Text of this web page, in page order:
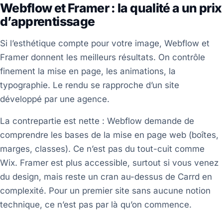
Webflow et Framer : la qualité a un prix
d’apprentissage
Si l’esthétique compte pour votre image, Webflow et
Framer donnent les meilleurs résultats. On contrôle
finement la mise en page, les animations, la
typographie. Le rendu se rapproche d’un site
développé par une agence.
La contrepartie est nette : Webflow demande de
comprendre les bases de la mise en page web (boîtes,
marges, classes). Ce n’est pas du tout-cuit comme
Wix. Framer est plus accessible, surtout si vous venez
du design, mais reste un cran au-dessus de Carrd en
complexité. Pour un premier site sans aucune notion
technique, ce n’est pas par là qu’on commence.